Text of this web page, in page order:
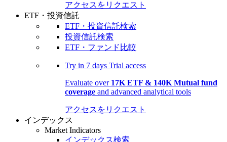
アクセスをリクエスト
ETF・投資信託
ETF・投資信託検索
投資信託検索
ETF・ファンド比較
Try in 7 days Trial access
Evaluate over 17K ETF & 140K Mutual fund
coverage and advanced analytical tools
アクセスをリクエスト
インデックス
Market Indicators
インデックス検索